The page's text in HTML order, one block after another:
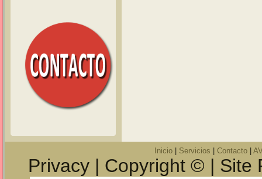
Inicio| Servicios Contacto|
Privacy | Copyright © | Site